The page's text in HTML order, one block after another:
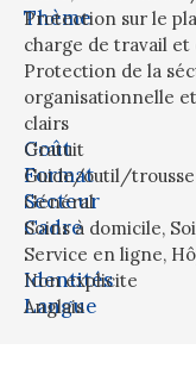
Thème
Protection sur le
charge de travail
Protection de la
organisationnelle et
clairs
Coût
Gratuit
Format
Guide/outil/trousse
Secteur
Général
Cadre
Soins à domicile,
Service en ligne,
Identités
Non explicite
Langue
Anglais